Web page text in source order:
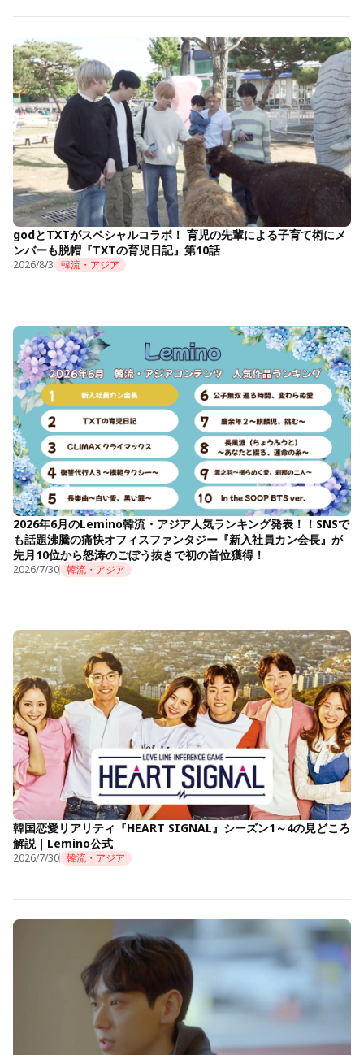
godとTXTがスペシャルコラボ！ 育児の先輩による子育て術にメ
ンバーも脱帽『TXTの育児日記』第10話
2026/8/3 韓流・アジア
2026年6月のLemino韓流・アジア人気ランキング発表！！SNSで
も話題沸騰の痛快オフィスファンタジー『新入社員カン会長』が
先月10位から怒涛のごぼう抜きで初の首位獲得！
2026/7/30 韓流・アジア
韓国恋愛リアリティ『HEART SIGNAL』シーズン1～4の見どころ
解説｜Lemino公式
2026/7/30 韓流・アジア